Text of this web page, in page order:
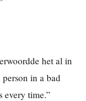
het al in
in a bad
every time.”